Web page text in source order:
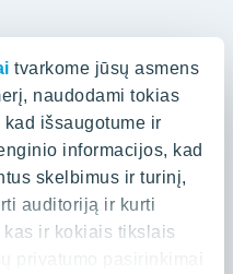
tvarkome jūsų asmens
naudodami tokias
išsaugotume ir
informacijos, kad
skelbimus ir turinį,
auditoriją ir kurti
ir kokiais tikslais
privatumo pasirinkimai